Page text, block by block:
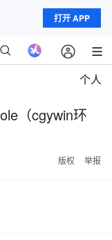
打开 APP
个人
（cgywin环
版权 举报